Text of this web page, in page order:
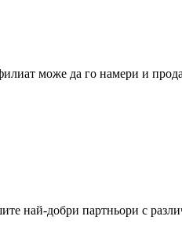
може да го намери и
най-добри партньори с